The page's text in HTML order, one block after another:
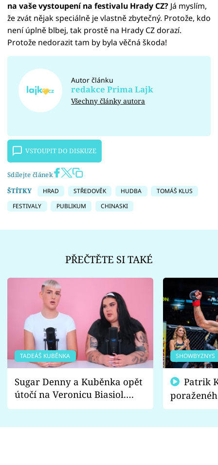
na vaše vystoupení na festivalu Hrady CZ? Já myslím,
že zvát nějak speciálně je vlastně zbytečný. Protože, kdo
není úplně blbej, tak prostě na Hrady CZ dorazí.
Protože nedorazit tam by byla věčná škoda!
Autor článku
redakce Prima Lajk
Všechny články autora
VSTOUPIT DO DISKUZE
Sdílejte článek
ŠTÍTKY
HRAD STŘEDOVĚK HUDBA
TOMÁŠ KLUS
FESTIVALY
PUBLIKUM CHINASKI
PŘEČTĚTE SI TAKÉ
TADEÁŠ KUBĚNKA
Sugar Denny a Kuběnka opět
útočí na Veronicu Biasiol.
Proč je podle nich falešná a
SHOWBYZNYS
fanoušci